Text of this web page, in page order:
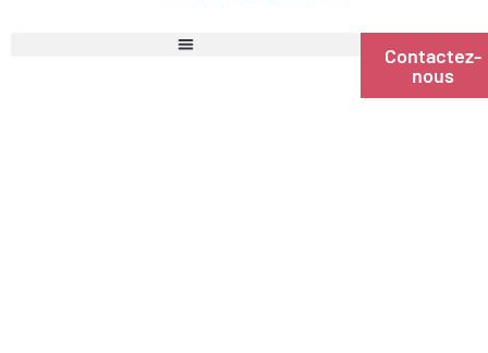
Contactez-
nous